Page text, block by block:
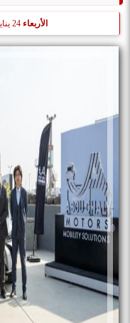
الأربعاء 24 يناير 2024